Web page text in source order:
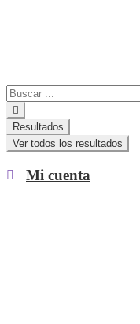
Search
...
Resultados
Ver todos los resultados
Mi cuenta